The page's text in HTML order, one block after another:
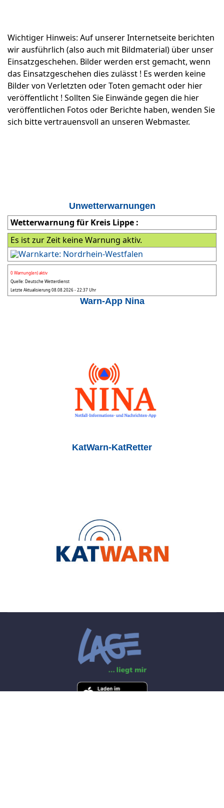
Wichtiger Hinweis: Auf unserer Internetseite berichten
wir ausführlich (also auch mit Bildmaterial) über unser
Einsatzgeschehen. Bilder werden erst gemacht, wenn
das Einsatzgeschehen dies zulässt ! Es werden keine
Bilder von Verletzten oder Toten gemacht oder hier
veröffentlicht ! Sollten Sie Einwände gegen die hier
veröffentlichen Fotos oder Berichte haben, wenden Sie
sich bitte vertrauensvoll an unseren Webmaster.
Unwetterwarnungen
Wetterwarnung für Kreis Lippe :
Es ist zur Zeit keine Warnung aktiv.
0 Warnung(en) aktiv
Quelle: Deutsche Wetterdienst
Letzte Aktualisierung 08.08.2026 - 22:37 Uhr
Warn-App Nina
KatWarn-KatRetter